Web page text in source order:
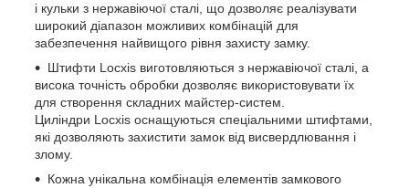
і кульки з нержавіючої сталі, що дозволяє реалізувати
широкий діапазон можливих комбінацій для
забезпечення найвищого рівня захисту замку.
Штифти Locxis виготовляються з нержавіючої сталі, а
висока точність обробки дозволяє використовувати їх
для створення складних майстер-систем.
Циліндри Locxis оснащуються спеціальними штифтами,
які дозволяють захистити замок від висвердлювання і
злому.
Кожна унікальна комбінація елементів замкового